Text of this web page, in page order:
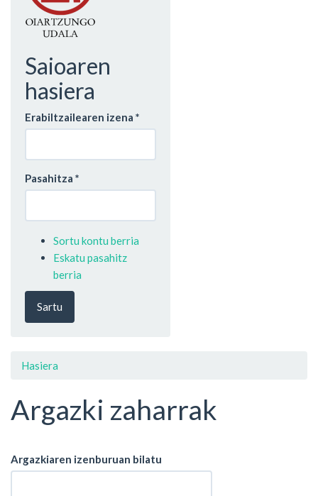
Saioaren
hasiera
Erabiltzailearen izena *
Pasahitza *
Sortu kontu berria
Eskatu pasahitz
berria
Sartu
Hasiera
Argazki zaharrak
Argazkiaren izenburuan bilatu